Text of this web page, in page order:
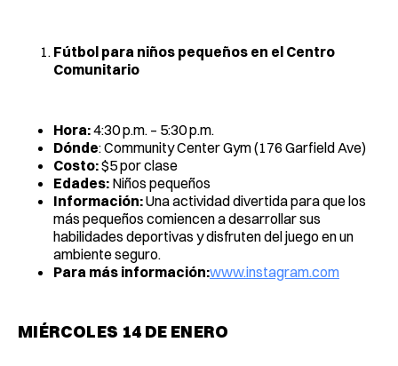
Fútbol para niños pequeños en el Centro
Comunitario
Hora:4:30 p.m. – 5:30 p.m.
Dónde: Community Center Gym (176 Garfield Ave)
Costo:$5 por clase
Edades: Niños pequeños
Información:Una actividad divertida para que los
más pequeños comiencen a desarrollar sus
habilidades deportivas y disfruten del juego en un
ambiente seguro.
Para más información:www.instagram.com
MIÉRCOLES 14 DE ENERO